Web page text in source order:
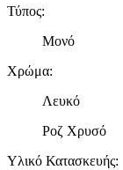
Τύπος:
Μονό
Χρώμα:
Λευκό
Ροζ Χρυσό
Υλικό Κατασκευής: